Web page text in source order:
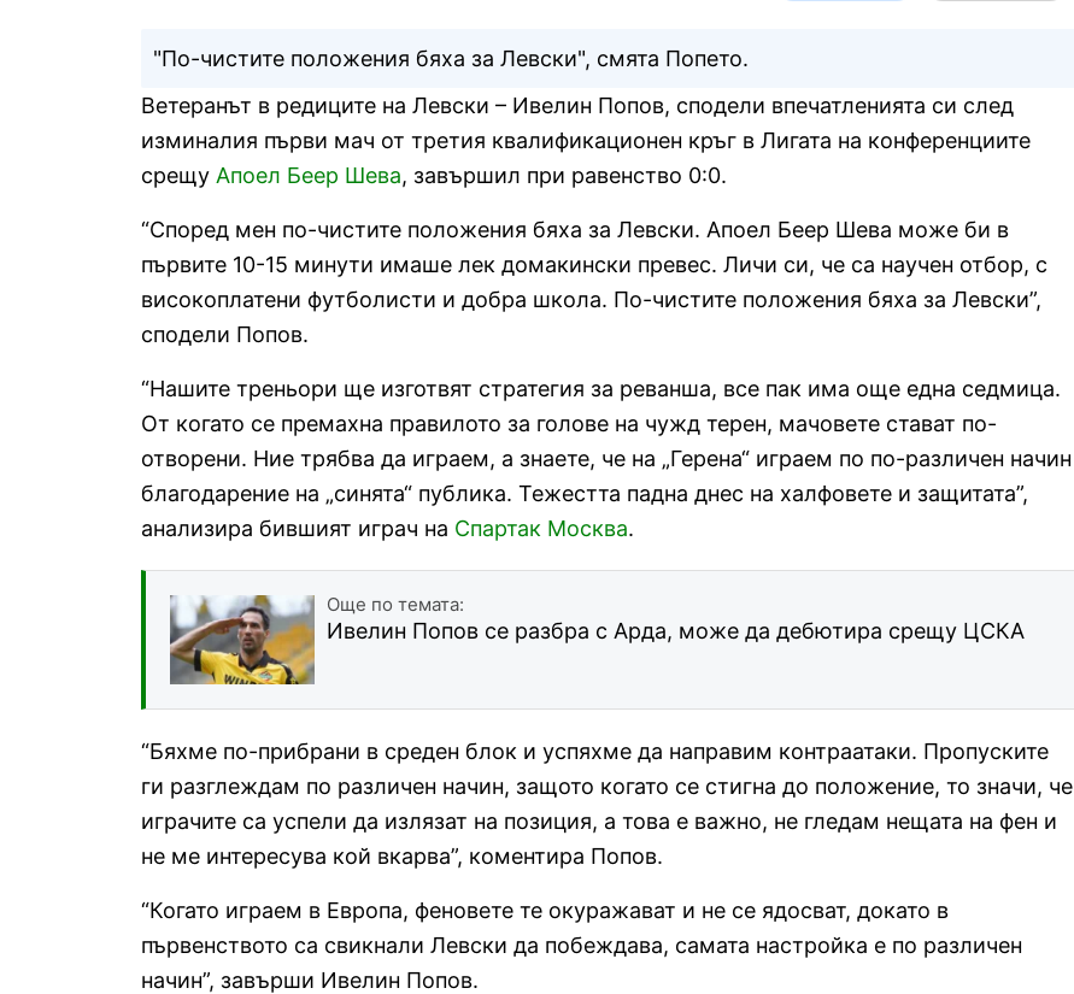
"По-чистите положения бяха за Левски", смята Попето.
Ветеранът в редиците на Левски – Ивелин Попов, сподели впечатленията си след
изминалия първи мач от третия квалификационен кръг в Лигата на конференциите
срещу Апоел Беер Шева, завършил при равенство 0:0.
“Според мен по-чистите положения бяха за Левски. Апоел Беер Шева може би в
първите 10-15 минути имаше лек домакински превес. Личи си, че са научен отбор, с
високоплатени футболисти и добра школа. По-чистите положения бяха за Левски”,
сподели Попов.
“Нашите треньори ще изготвят стратегия за реванша, все пак има още една седмица.
От когато се премахна правилото за голове на чужд терен, мачовете стават по-
отворени. Ние трябва да играем, а знаете, че на „Герена“ играем по по-различен начин
благодарение на „синята“ публика. Тежестта падна днес на халфовете и защитата”,
анализира бившият играч на Спартак Москва.
Още по темата:
Ивелин Попов се разбра с Арда, може да дебютира срещу ЦСКА
“Бяхме по-прибрани в среден блок и успяхме да направим контраатаки. Пропуските
ги разглеждам по различен начин, защото когато се стигна до положение, то значи, че
играчите са успели да излязат на позиция, а това е важно, не гледам нещата на фен и
не ме интересува кой вкарва”, коментира Попов.
“Когато играем в Европа, феновете те окуражават и не се ядосват, докато в
първенството са свикнали Левски да побеждава, самата настройка е по различен
начин”, завърши Ивелин Попов.